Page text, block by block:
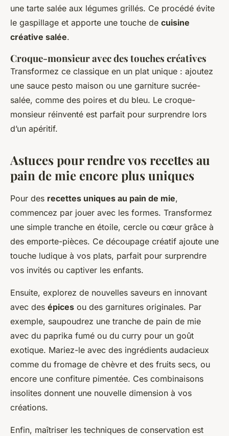
une tarte salée aux légumes grillés. Ce procédé évite
le gaspillage et apporte une touche de cuisine
créative salée.
Croque-monsieur avec des touches créatives
Transformez ce classique en un plat unique : ajoutez
une sauce pesto maison ou une garniture sucrée-
salée, comme des poires et du bleu. Le croque-
monsieur réinventé est parfait pour surprendre lors
d’un apéritif.
Astuces pour rendre vos recettes au
pain de mie encore plus uniques
Pour des recettes uniques au pain de mie,
commencez par jouer avec les formes. Transformez
une simple tranche en étoile, cercle ou cœur grâce à
des emporte-pièces. Ce découpage créatif ajoute une
touche ludique à vos plats, parfait pour surprendre
vos invités ou captiver les enfants.
Ensuite, explorez de nouvelles saveurs en innovant
avec des épices ou des garnitures originales. Par
exemple, saupoudrez une tranche de pain de mie
avec du paprika fumé ou du curry pour un goût
exotique. Mariez-le avec des ingrédients audacieux
comme du fromage de chèvre et des fruits secs, ou
encore une confiture pimentée. Ces combinaisons
insolites donnent une nouvelle dimension à vos
créations.
Enfin, maîtriser les techniques de conservation est